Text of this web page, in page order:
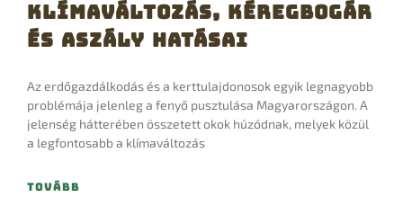
Klímaváltozás, Kéregbogár
és Aszály hatásai
Az erdőgazdálkodás és a kerttulajdonosok egyik legnagyobb
problémája jelenleg a fenyő pusztulása Magyarországon. A
jelenség hátterében összetett okok húzódnak, melyek közül
a legfontosabb a klímaváltozás
TOVÁBB